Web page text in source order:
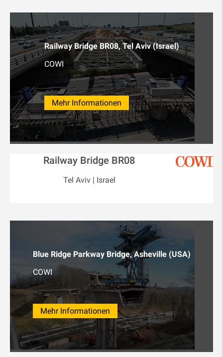
Railway Bridge BR08, Tel Aviv (Israel)
COWI
Mehr Informationen
Railway Bridge BR08
Tel Aviv | Israel
Blue Ridge Parkway Bridge, Asheville (USA)
COWI
Mehr Informationen